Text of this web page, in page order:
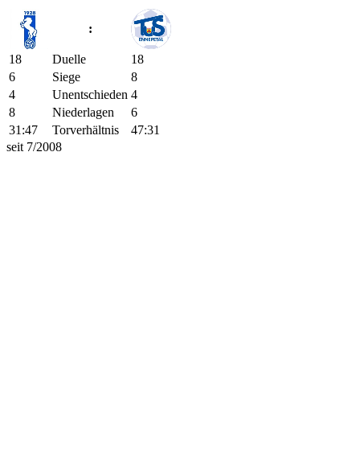
:
18 Duelle
18
6
Siege
8
4
Unentschieden 4
8
Niederlagen
6
31:47
Torverhältnis
47:31
seit 7/2008